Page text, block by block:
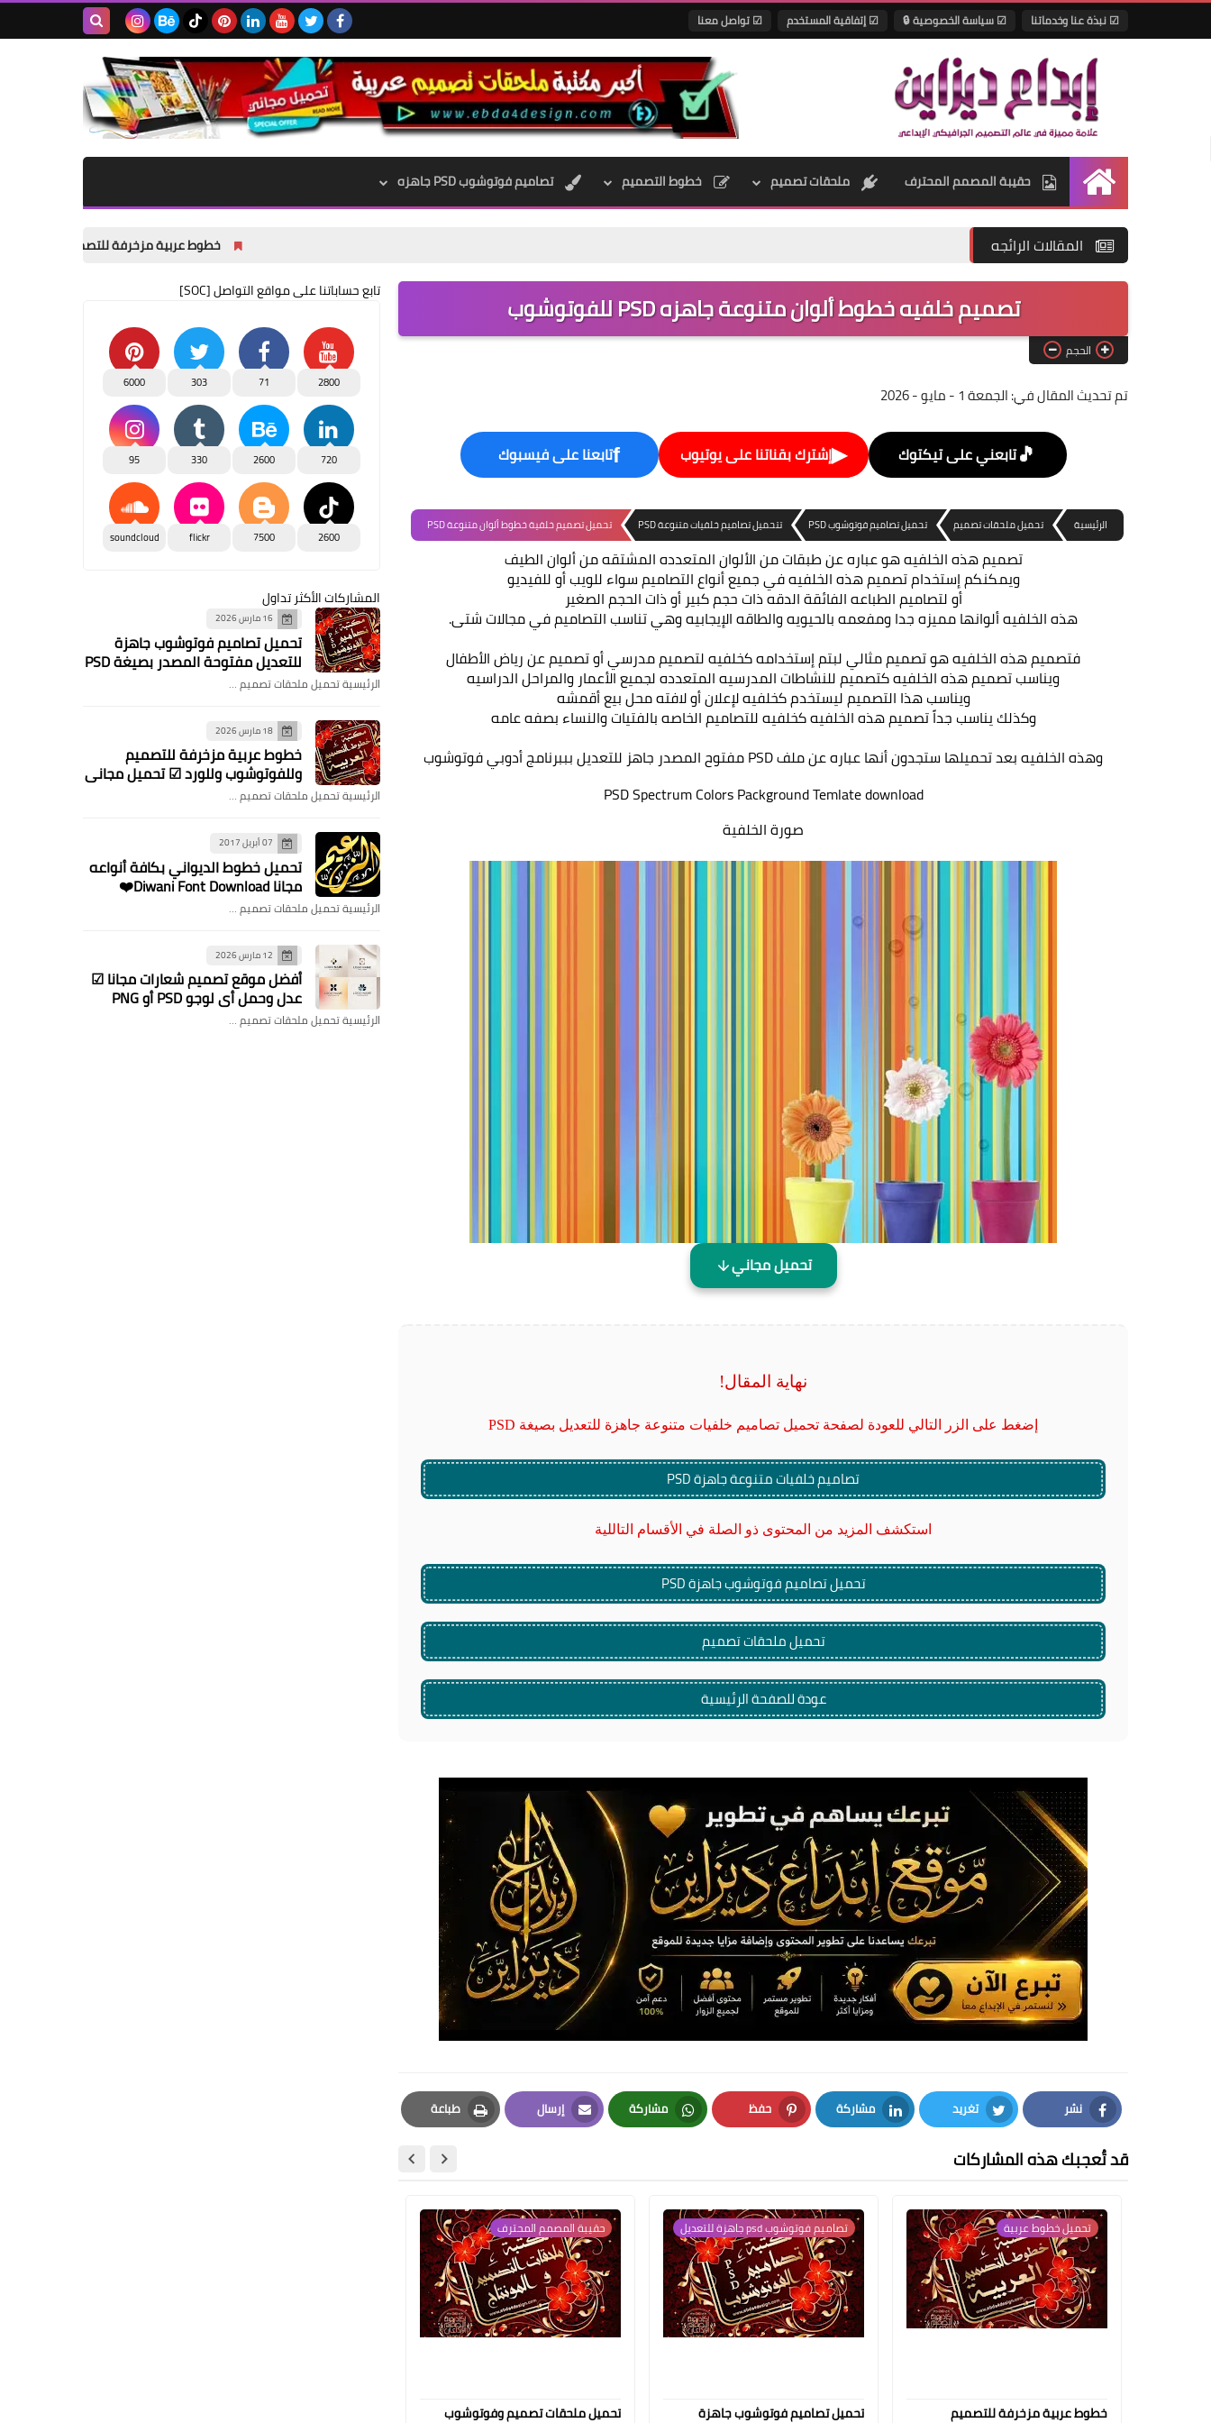
☑ نبذة عنا وخدماتنا ☑ سياسة الخصوصية 🔒 ☑ إتفاقية المستخدم ☑ تواصل معنا
بحث هذه
المدونة
الإلكترونية
الرئيسيةحقيبة المصمم المحترف ملحقات تصميم خطوط التصميم تصاميم فوتوشوب PSD جاهزه
المقالات الرائجه خطوط عربية مزخرفة للتصميم وللفوتوشوب وللورد
تصميم خلفيه خطوط ألوان متنوعة جاهزه PSD للفوتوشوب
الحجم
تم تحديث المقال في:الجمعة 1 - مايو - 2026
🎵تابعني على تيكتوك ▶إشترك بقناتنا على يوتيوب fتابعنا على فيسبوك
الرئيسية تحميل ملحقات تصميم تحميل تصاميم فوتوشوب PSD تتحميل تصاميم خلفيات متنوعة PSD تحميل تصميم خلفية خطوط ألوان متنوعة PSD
تصميم هذه الخلفيه هو عباره عن طبقات من الألوان المتعدده المشتقه من ألوان الطيف
ويمكنكم إستخدام تصميم هذه الخلفيه في جميع أنواع التصاميم سواء للويب أو للفيديو
أو لتصاميم الطباعه الفائقة الدقه ذات حجم كبير أو ذات الحجم الصغير
هذه الخلفيه ألوانها مميزه جدا ومفعمه بالحيويه والطاقه الإيجابيه وهي تناسب التصاميم في مجالات شتى.
فتصميم هذه الخلفيه هو تصميم مثالي لبتم إستخدامه كخلفيه لتصميم مدرسي أو تصميم عن رياض الأطفال
ويناسب تصميم هذه الخلفيه كتصميم للنشاطات المدرسيه المتعدده لجميع الأعمار والمراحل الدراسيه
ويناسب هذا التصميم ليستخدم كخلفيه لإعلان أو لافته محل بيع أقمشه
وكذلك يناسب جداً تصميم هذه الخلفيه كخلفيه للتصاميم الخاصه بالفتيات والنساء بصفه عامه
وهذه الخلفيه بعد تحميلها ستجدون أنها عباره عن ملف PSD مفتوح المصدر جاهز للتعديل بببرنامج أدوبي فوتوشوب
PSD Spectrum Colors Packground Temlate download
صورة الخلفية
تحميل مجاني
نهاية المقال!
إضغط على الزر التالي للعودة لصفحة تحميل تصاميم خلفيات متنوعة جاهزة للتعديل بصيغة PSD
تصاميم خلفيات متنوعة جاهزة PSD
استكشف المزيد من المحتوى ذو الصلة في الأقسام التاللية
تحميل تصاميم فوتوشوب جاهزة PSD
تحميل ملحقات تصميم
عودة للصفحة الرئيسية
نشر
Facebook
تغريد
Twitter
مشاركة
LinkedIn
حفظ
Pinterest
مشاركة
Whatsapp
إرسال
Email
طباعة
Print
قد تُعجبك هذه المشاركات
تحميل خطوط عربية
خطوط عربية مزخرفة للتصميم
تصاميم فوتوشوب psd جاهزة للتعديل
تحميل تصاميم فوتوشوب جاهزة
حقيبة المصمم المحترف
تحميل ملحقات تصميم وفوتوشوب
تابع حساباتنا على مواقع التواصل [SOC]
2800
71
303
6000
720
2600
330
95
2600
7500
flickr
soundcloud
المشاركات الأكثر تداول
16 مارس 2026
تحميل تصاميم فوتوشوب جاهزة
للتعديل مفتوحة المصدر بصيغة PSD
الرئيسية تحميل ملحقات تصميم …
18 مارس 2026
خطوط عربية مزخرفة للتصميم
وللفوتوشوب وللورد ☑ تحميل مجاني
الرئيسية تحميل ملحقات تصميم …
07 أبريل 2017
تحميل خطوط الديواني بكافة أنواعه
مجانا Diwani Font Download❤️
الرئيسية تحميل ملحقات تصميم …
12 مارس 2026
​أفضل موقع تصميم شعارات مجانا ☑
عدل وحمل أي لوجو PSD أو PNG
الرئيسية تحميل ملحقات تصميم …